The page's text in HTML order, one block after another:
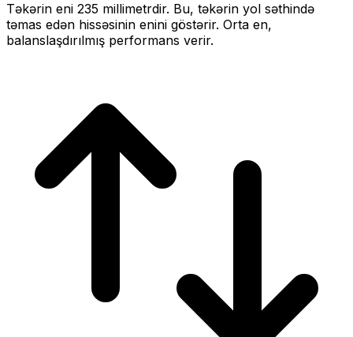
Təkərin eni 235 millimetrdir. Bu, təkərin yol səthində
təmas edən hissəsinin enini göstərir. Orta en,
balanslaşdırılmış performans verir.